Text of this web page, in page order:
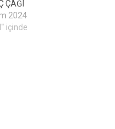
ÇAĞI
2024
içinde